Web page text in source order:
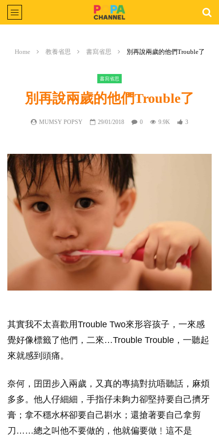
Home 教養省思 書寫省思 別再說兩歲的他們Trouble了
書寫省思
別再說兩歲的他們Trouble了
MUMSY POPSY 29/01/2018 0 9.9K 3
其實我不太喜歡用Trouble Two來形容孩子，一來感
覺好像標籤了他們，二來…Trouble Trouble，一聽起
來就感到頭痛。
奈何，囝囝步入兩歲，又真的專搞對抗唔聽話，麻煩
多多。他人仔細細，手指仔未夠力卻堅持要自己擠牙
膏；拿不穩水杯卻要自己斟水；還搶著要自己拿剪
刀……總之叫他不要做的，他就偏要做﹗這不是